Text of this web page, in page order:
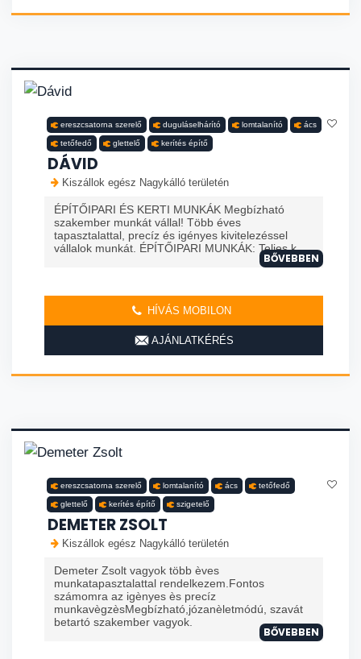
ereszcsatorna szerelő duguláselhárító lomtalanító ács
tetőfedő glettelő kerítés építő
DÁVID
Kiszállok egész Nagykálló területén
ÉPÍTŐIPARI ÉS KERTI MUNKÁK Megbízható
szakember munkát vállal! Több éves
tapasztalattal, precíz és igényes kivitelezéssel
vállalok munkát. ÉPÍTŐIPARI MUNKÁK: Teljes k...
BŐVEBBEN
HÍVÁS MOBILON
AJÁNLATKÉRÉS
ereszcsatorna szerelő lomtalanító ács tetőfedő
glettelő kerítés építő szigetelő
DEMETER ZSOLT
Kiszállok egész Nagykálló területén
Demeter Zsolt vagyok több èves
munkatapasztalattal rendelkezem.Fontos
számomra az igènyes ès precíz
munkavègzèsMegbízható,józanèletmódú, szavát
betartó szakember vagyok.
BŐVEBBEN